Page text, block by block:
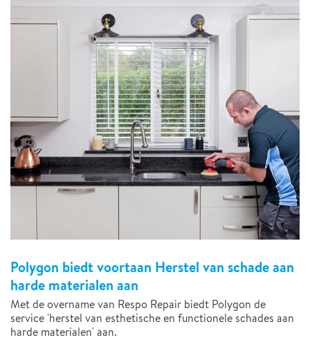
Polygon biedt voortaan Herstel van schade aan
harde materialen aan
Met de overname van Respo Repair biedt Polygon de
service 'herstel van esthetische en functionele schades aan
harde materialen' aan.